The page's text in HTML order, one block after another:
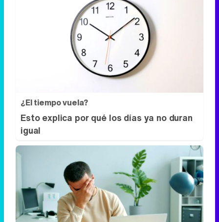
¿El tiempo vuela?
Esto explica por qué los días ya no duran
igual